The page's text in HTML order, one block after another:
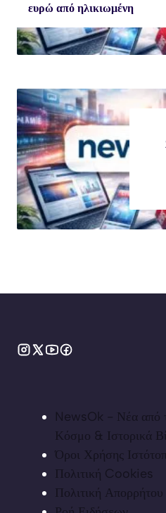
ευρώ από ηλικιωμένη
NewsOk - Νέα από
Κόσμο & Ιστορικά
Όροι Χρήσης
Πολιτική Cookies
Πολιτική